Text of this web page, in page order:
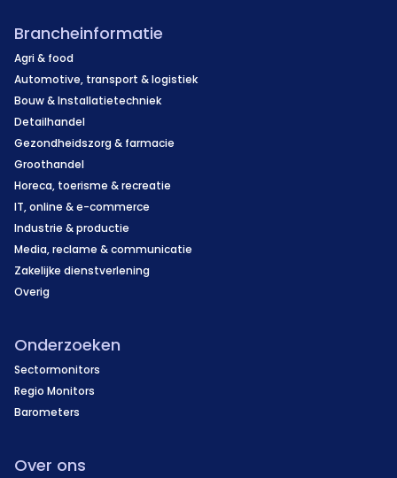
Overige informatie
Het is wenselijk om het pand in zijn geheel te
verkopen; alternatieve constructies (gedeeltelijke
koop van het bedrijfsgedeelte of huur) zijn
bespreekbaar.
Brancheinformatie
Agri & food
Automotive, transport & logistiek
Bouw & Installatietechniek
Detailhandel
Gezondheidszorg & farmacie
Groothandel
Horeca, toerisme & recreatie
IT, online & e-commerce
Industrie & productie
Media, reclame & communicatie
Zakelijke dienstverlening
Overig
Onderzoeken
Sectormonitors
Regio Monitors
Barometers
Over ons